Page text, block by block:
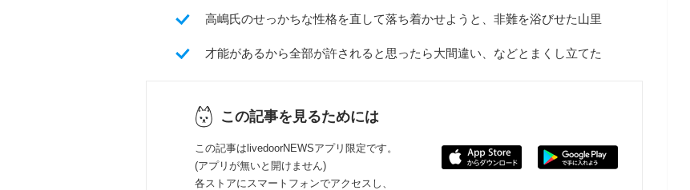
高嶋氏のせっかちな性格を直して落ち着かせようと、非難を浴びせた山里
才能があるから全部が許されると思ったら大間違い、などとまくし立てた
この記事を見るためには
この記事はlivedoorNEWSアプリ限定です。
(アプリが無いと開けません)
各ストアにスマートフォンでアクセスし、